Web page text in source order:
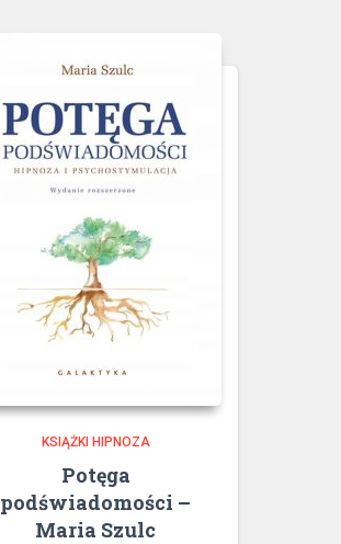
KSIĄŻKI HIPNOZA
Potęga
podświadomości –
Maria Szulc